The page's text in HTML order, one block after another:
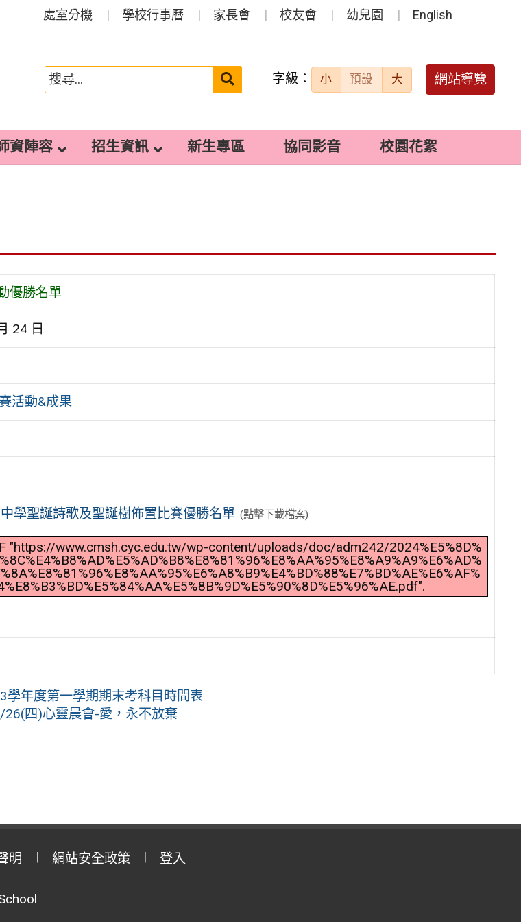
處室分機 學校行事曆 家長會 校友會 幼兒園 English
搜
送出 字級： 小 預設 大 網站導覽
資陣容 招生資訊 新生專區 協同影音 校園花絮
優勝名單
24 日
活動&成果
學聖誕詩歌及聖誕樹佈置比賽優勝名單 (點擊下載檔案)
"https://www.cmsh.cyc.edu.tw/wp-content/uploads/doc/adm242/2024%E5%8D%
學年度第一學期期末考科目時間表
26(四)心靈晨會-愛，永不放棄
明 網站安全政策 登入